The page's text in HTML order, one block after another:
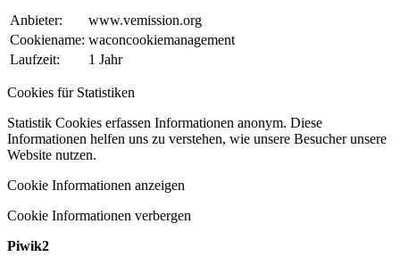
Anbieter:
www.vemission.org
Cookiename: waconcookiemanagement
Laufzeit:
1 Jahr
Cookies für Statistiken
Statistik Cookies erfassen Informationen anonym. Diese
Informationen helfen uns zu verstehen, wie unsere Besucher unsere
Website nutzen.
Cookie Informationen anzeigen
Cookie Informationen verbergen
Piwik2